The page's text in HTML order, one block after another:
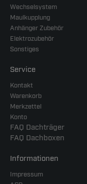
Wechselsystem
Maulkupplung
Anhänger Zubehör
Elektrozubehör
Sonstiges
Service
Kontakt
Warenkorb
Merkzettel
Konto
FAQ Dachträger
FAQ Dachboxen
Informationen
Impressum